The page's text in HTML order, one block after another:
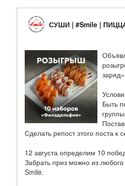
СУШИ | #Smile |
заряд»
Быть
Сделать репост этого поста к
12 августа определим 10
Забрать приз можно из любого
Smile.